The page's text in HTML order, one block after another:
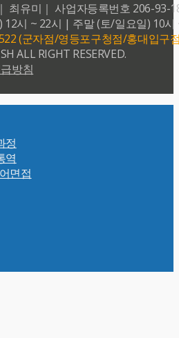
최유미｜ 사업자등록번호 206-93-
시 ~ 22시 | 주말 (토/일요일) 10시
(군자점/영등포구청점/홍대입구
ALL RIGHT RESERVED.
방침
정
역
면접